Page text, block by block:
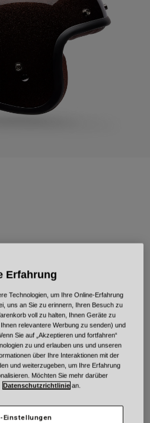
Größentabelle
L XL
Erfahrung
Technologien, um Ihre Online-Erfahrung
uns an Sie zu erinnern, Ihren Besuch zu
voll zu halten, Ihnen Geräte zu
relevantere Werbung zu senden) und
Sie auf „Akzeptieren und fortfahren“
zu und erlauben uns und unseren
über Ihre Interaktionen mit der
und weiterzugeben, um Ihre Erfahrung
Möchten Sie mehr darüber
Datenschutzrichtlinie an.
Einstellungen